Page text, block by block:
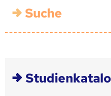
Suche